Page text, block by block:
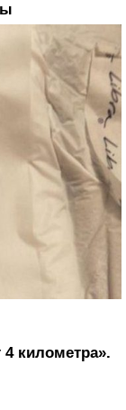
километра».